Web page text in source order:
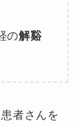
の解谿
者さんを